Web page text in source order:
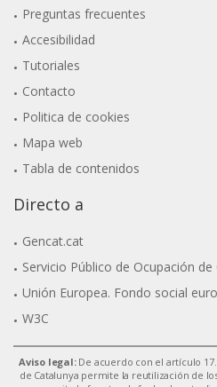
Preguntas frecuentes
Accesibilidad
Tutoriales
Contacto
Politica de cookies
Mapa web
Tabla de contenidos
Directo a
Gencat.cat
Servicio Público de Ocupación de
Unión Europea. Fondo social
W3C
Aviso legal:De acuerdo con el artículo
de Catalunya permite la reutilización de